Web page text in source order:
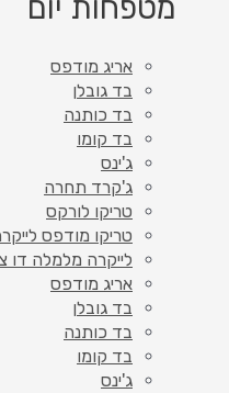
מטפחות יום
אריג מודפס
בד גובלן
בד כותנה
בד קומו
ג'ינס
ג'קרד תחרה
טריקו לורקס
טריקו מודפס
לייקרה מלמלה דו
אריג מודפס
בד גובלן
בד כותנה
בד קומו
ג'ינס